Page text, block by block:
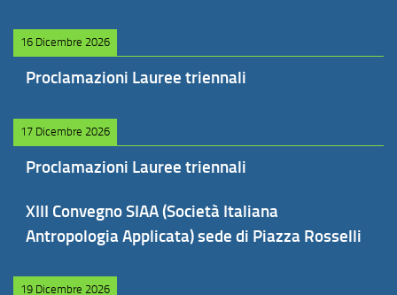
16 Dicembre 2026
Proclamazioni Lauree triennali
17 Dicembre 2026
Proclamazioni Lauree triennali
XIII Convegno SIAA (Società Italiana
Antropologia Applicata) sede di Piazza Rosselli
19 Dicembre 2026